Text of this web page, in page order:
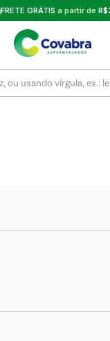
FRETE GRÁTIS a partir de